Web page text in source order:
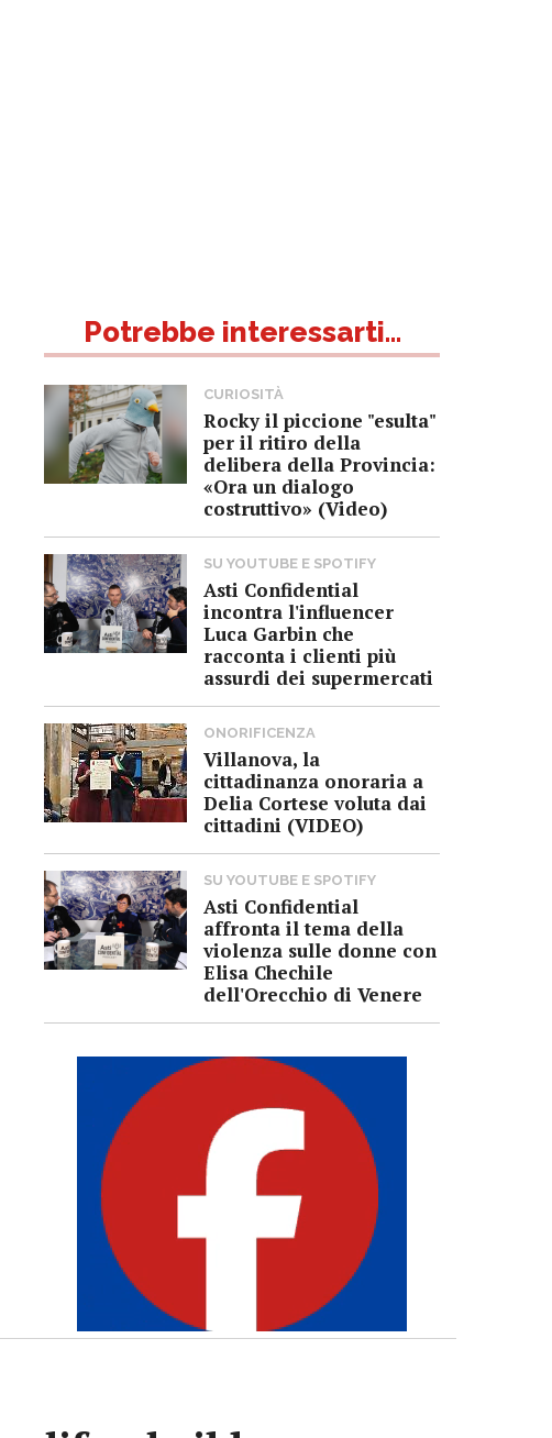
Potrebbe interessarti...
CURIOSITÀ
Rocky il piccione "esulta"
per il ritiro della
delibera della Provincia:
«Ora un dialogo
costruttivo» (Video)
SU YOUTUBE E SPOTIFY
Asti Confidential
incontra l'influencer
Luca Garbin che
racconta i clienti più
assurdi dei supermercati
ONORIFICENZA
Villanova, la
cittadinanza onoraria a
Delia Cortese voluta dai
cittadini (VIDEO)
SU YOUTUBE E SPOTIFY
Asti Confidential
affronta il tema della
violenza sulle donne con
Elisa Chechile
dell'Orecchio di Venere